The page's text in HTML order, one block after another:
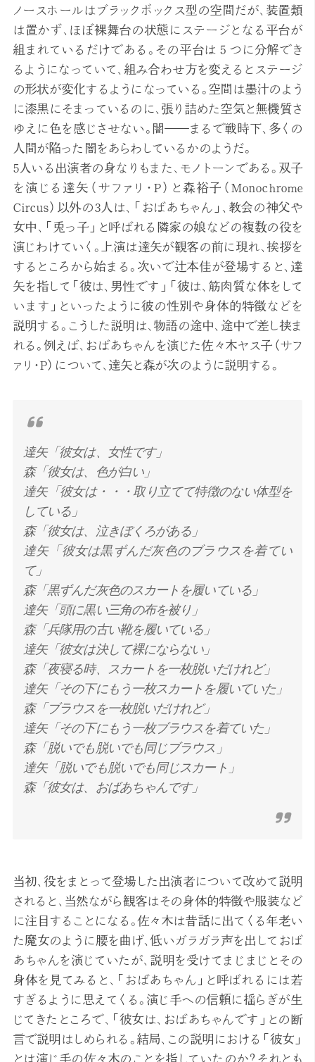
ノースホールはブラックボックス型の空間だが、装置類
は置かず、ほぼ裸舞台の状態にステージとなる平台が
組まれているだけである。その平台は５つに分解でき
るようになっていて、組み合わせ方を変えるとステージ
の形状が変化するようになっている。空間は墨汁のよう
に漆黒にそまっているのに、張り詰めた空気と無機質さ
ゆえに色を感じさせない。闇――まるで戦時下、多くの
人間が陥った闇をあらわしているかのようだ。
5人いる出演者の身なりもまた、モノトーンである。双子
を演じる達矢（サファリ・P）と森裕子（Monochrome
Circus）以外の3人は、「おばあちゃん」、教会の神父や
女中、「兎っ子」と呼ばれる隣家の娘などの複数の役を
演じわけていく。上演は達矢が観客の前に現れ、挨拶を
するところから始まる。次いで辻本佳が登場すると、達
矢を指して「彼は、男性です」「彼は、筋肉質な体をして
います」といったように彼の性別や身体的特徴などを
説明する。こうした説明は、物語の途中、途中で差し挟ま
れる。例えば、おばあちゃんを演じた佐々木ヤス子（サフ
ァリ・P）について、達矢と森が次のように説明する。
達矢「彼女は、女性です」
森「彼女は、色が白い」
達矢「彼女は・・・取り立てて特徴のない体型を
している」
森「彼女は、泣きぼくろがある」
達矢「彼女は黒ずんだ灰色のブラウスを着てい
て」
森「黒ずんだ灰色のスカートを履いている」
達矢「頭に黒い三角の布を被り」
森「兵隊用の古い靴を履いている」
達矢「彼女は決して裸にならない」
森「夜寝る時、スカートを一枚脱いだけれど」
達矢「その下にもう一枚スカートを履いていた」
森「ブラウスを一枚脱いだけれど」
達矢「その下にもう一枚ブラウスを着ていた」
森「脱いでも脱いでも同じブラウス」
達矢「脱いでも脱いでも同じスカート」
森「彼女は、おばあちゃんです」
当初、役をまとって登場した出演者について改めて説明
されると、当然ながら観客はその身体的特徴や服装など
に注目することになる。佐々木は昔話に出てくる年老い
た魔女のように腰を曲げ、低いガラガラ声を出しておば
あちゃんを演じていたが、説明を受けてまじまじとその
身体を見てみると、「おばあちゃん」と呼ばれるには若
すぎるように思えてくる。演じ手への信頼に揺らぎが生
じてきたところで、「彼女は、おばあちゃんです」との断
言で説明はしめられる。結局、この説明における「彼女」
とは演じ手の佐々木のことを指していたのか？それとも